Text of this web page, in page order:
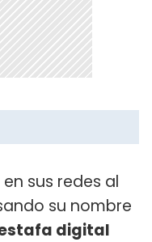
sus redes al
su nombre
digital